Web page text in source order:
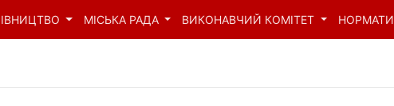
МІСЬКА РАДА ВИКОНАВЧИЙ КОМІТЕТ